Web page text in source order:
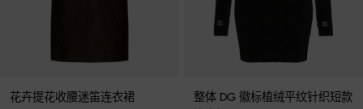
花卉提花收腰迷笛连衣裙
整体 DG 徽标植绒平纹针织短款